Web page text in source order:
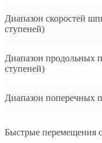
Диапазон скоростей
ступеней)
Диапазон продольных
ступеней)
Диапазон поперечных
Быстрые перемещения